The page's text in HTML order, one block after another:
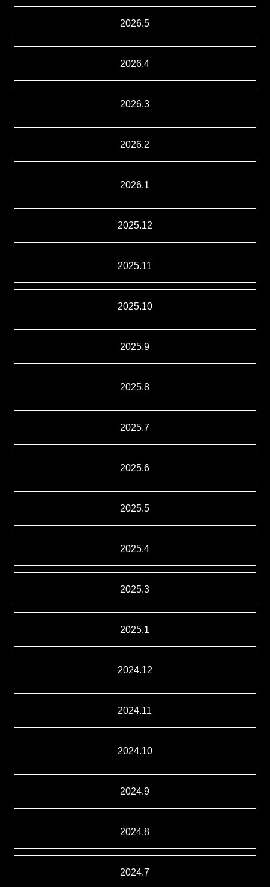
2026.5
2026.4
2026.3
2026.2
2026.1
2025.12
2025.11
2025.10
2025.9
2025.8
2025.7
2025.6
2025.5
2025.4
2025.3
2025.1
2024.12
2024.11
2024.10
2024.9
2024.8
2024.7